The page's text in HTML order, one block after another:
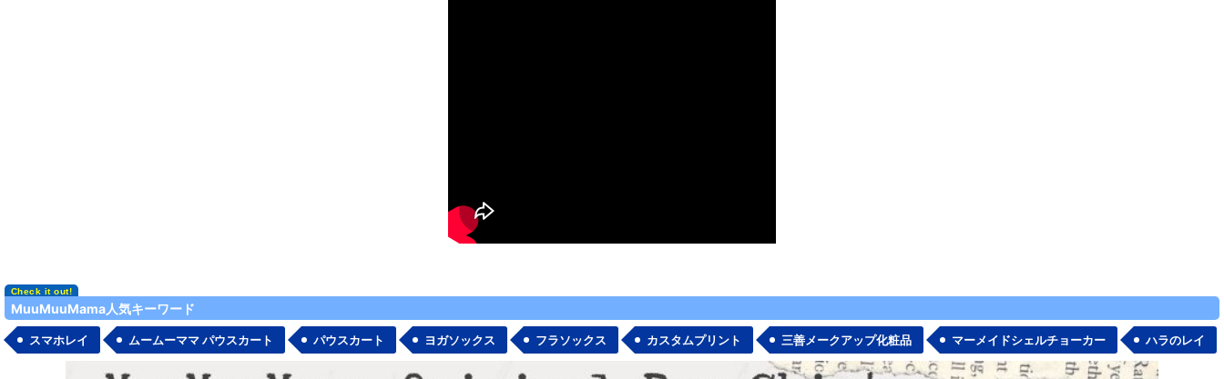
MuuMuuMama人気キーワード
スマホレイ ムームーママ パウスカート パウスカート ヨガソックス フラソックス カスタムプリント 三善メークアップ化粧品 マーメイドシェルチョーカー ハラのレイ